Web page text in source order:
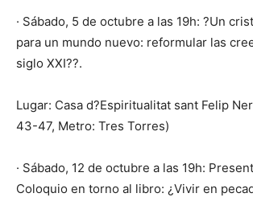
· Sábado, 5 de octubre a las 19h: ?Un
para un mundo nuevo: reformular las
siglo XXI??.
Lugar: Casa d?Espiritualitat sant Felip
43-47, Metro: Tres Torres)
· Sábado, 12 de octubre a las 19h:
Coloquio en torno al libro: ¿Vivir en